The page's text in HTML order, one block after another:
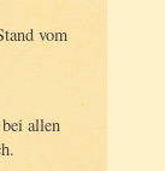
vom
allen